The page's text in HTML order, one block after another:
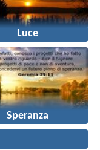
Luce
Speranza